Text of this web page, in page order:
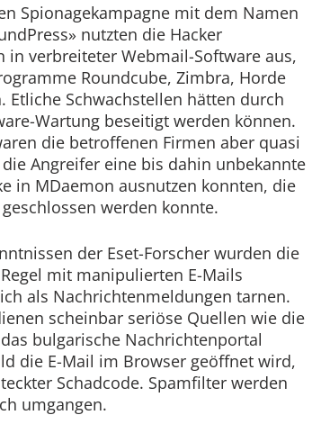
Spionagekampagne mit dem Namen
nutzten die Hacker
in verbreiteter Webmail-Software aus,
Roundcube, Zimbra, Horde
Etliche Schwachstellen hätten durch
Wartung beseitigt werden können.
die betroffenen Firmen aber quasi
Angreifer eine bis dahin unbekannte
in MDaemon ausnutzen konnten, die
werden konnte.
der Eset-Forscher wurden die
mit manipulierten E-Mails
als Nachrichtenmeldungen tarnen.
scheinbar seriöse Quellen wie die
bulgarische Nachrichtenportal
die E-Mail im Browser geöffnet wird,
Schadcode. Spamfilter werden
umgangen.